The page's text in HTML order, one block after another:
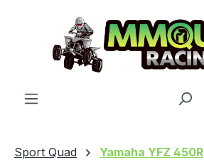
Zum Hauptinhalt springen
Sport Quad Yamaha YFZ 450R